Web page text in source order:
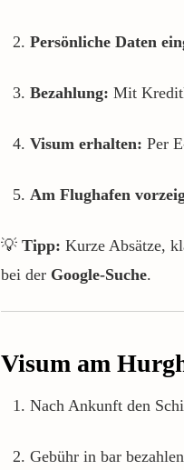
Persönliche Daten
Bezahlung: Mit
Visum erhalten: Per
Am Flughafen
💡 Tipp: Kurze Absätze,
bei der Google-Suche.
Visum am
Nach Ankunft den
Gebühr in bar